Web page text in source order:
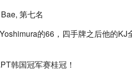
第七名
的66，四手牌之后他的KJ